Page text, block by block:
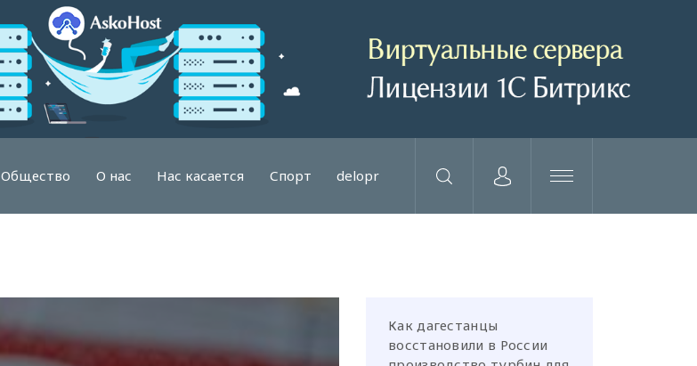
Общество О нас Нас касается Спорт delopr
Как дагестанцы
восстановили в России